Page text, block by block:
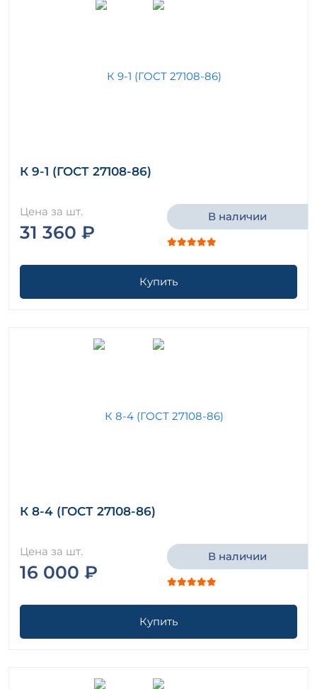
К 9-1 (ГОСТ 27108-86)
Цена за шт.
31 360 ₽
В наличии
Купить
К 8-4 (ГОСТ 27108-86)
Цена за шт.
16 000 ₽
В наличии
Купить